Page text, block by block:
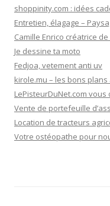
shoppinity.com : idées
Entretien, élagage –
Camille Enrico créatrice
Je dessine ta moto
Fedjoa, vetement anti uv
kirole.mu – les bons plans
LePisteurDuNet.com
Vente de portefeuille
Location de tracteurs
Votre ostéopathe pour